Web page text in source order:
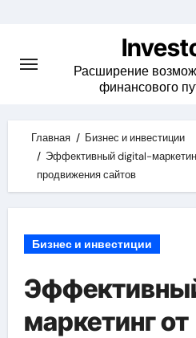
content
Расширение
финансового
Главная
Бизнес и инвестиции
Эффективный digital-
продвижения сайтов
Бизнес и инвестиции
маркетинг от